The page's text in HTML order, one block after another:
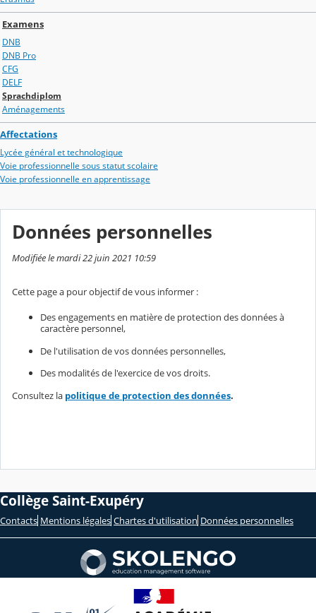
Examens
DNB
DNB Pro
CFG
DELF
Sprachdiplom
Aménagements
Affectations
Lycée général et technologique
Voie professionnelle sous statut scolaire
Voie professionnelle en apprentissage
Données personnelles
Modifiée le mardi 22 juin 2021 10:59
Cette page a pour objectif de vous informer :
Des engagements en matière de protection des données à
caractère personnel,
De l'utilisation de vos données personnelles,
Des modalités de l'exercice de vos droits.
Consultez la politique de protection des données.
Collège Saint-Exupéry
Contacts Mentions légales Chartes d'utilisation Données personnelles